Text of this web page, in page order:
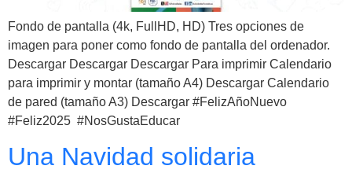
Fondo de pantalla (4k, FullHD, HD) Tres opciones de
imagen para poner como fondo de pantalla del ordenador.
Descargar Descargar Descargar Para imprimir Calendario
para imprimir y montar (tamaño A4) Descargar Calendario
de pared (tamaño A3) Descargar #FelizAñoNuevo
#Feliz2025 #NosGustaEducar
Una Navidad solidaria